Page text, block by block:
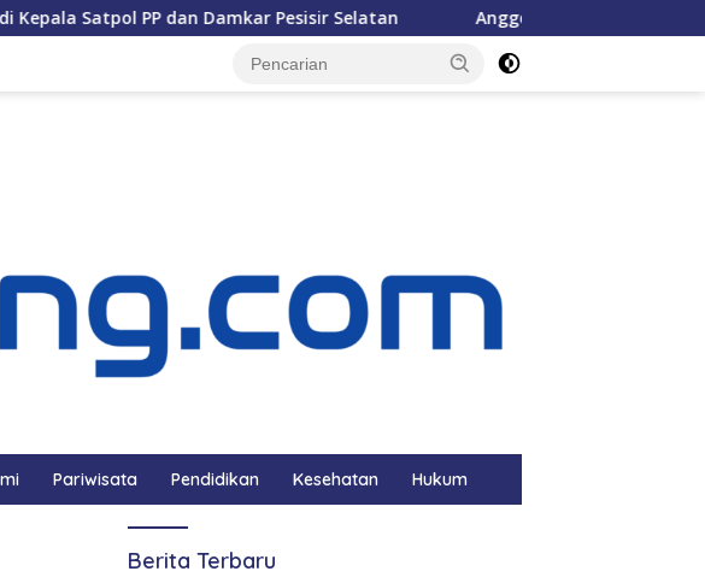
PP dan Damkar Pesisir Selatan Anggota DPRD Pessel Baslianti Ilyas
Pariwisata Pendidikan Kesehatan Hukum
Berita Terbaru